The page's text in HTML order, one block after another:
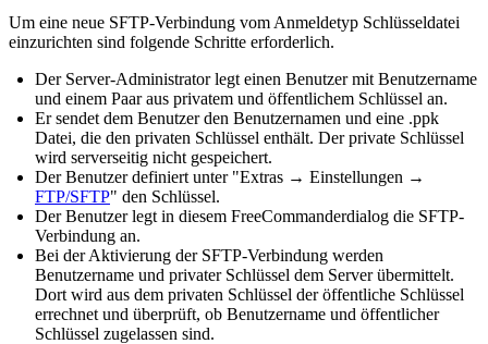
Um eine neue SFTP-Verbindung vom Anmeldetyp Schlüsseldatei
einzurichten sind folgende Schritte erforderlich.
Der Server-Administrator legt einen Benutzer mit Benutzername
und einem Paar aus privatem und öffentlichem Schlüssel an.
Er sendet dem Benutzer den Benutzernamen und eine .ppk
Datei, die den privaten Schlüssel enthält. Der private Schlüssel
wird serverseitig nicht gespeichert.
Der Benutzer definiert unter "Extras → Einstellungen →
FTP/SFTP" den Schlüssel.
Der Benutzer legt in diesem FreeCommanderdialog die SFTP-
Verbindung an.
Bei der Aktivierung der SFTP-Verbindung werden
Benutzername und privater Schlüssel dem Server übermittelt.
Dort wird aus dem privaten Schlüssel der öffentliche Schlüssel
errechnet und überprüft, ob Benutzername und öffentlicher
Schlüssel zugelassen sind.